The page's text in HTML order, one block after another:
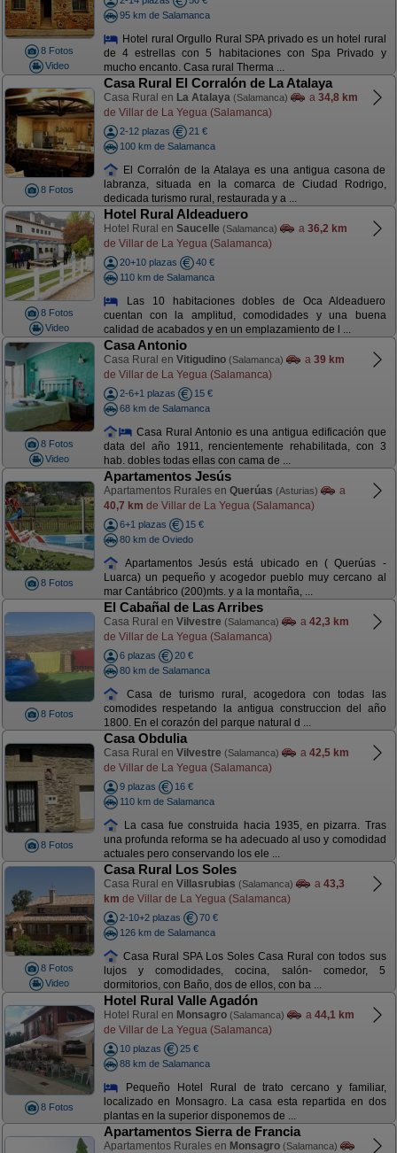
8 Fotos
Video
95 km de Salamanca
Hotel rural Orgullo Rural SPA privado es un hotel rural
de 4 estrellas con 5 habitaciones con Spa Privado y
mucho encanto. Casa rural Therma ...
8 Fotos
Casa Rural El Corralón de La Atalaya
Casa Rural en La Atalaya (Salamanca) a 34,8 km
de Villar de La Yegua (Salamanca)
2-12 plazas
21 €
100 km de Salamanca
El Corralón de la Atalaya es una antigua casona de
labranza, situada en la comarca de Ciudad Rodrigo,
dedicada turismo rural, restaurada y a ...
8 Fotos
Video
Hotel Rural Aldeaduero
Hotel Rural en Saucelle (Salamanca) a 36,2 km
de Villar de La Yegua (Salamanca)
20+10 plazas
40 €
110 km de Salamanca
Las 10 habitaciones dobles de Oca Aldeaduero
cuentan con la amplitud, comodidades y una buena
calidad de acabados y en un emplazamiento de l ...
8 Fotos
Video
Casa Antonio
Casa Rural en Vitigudino (Salamanca) a 39 km
de Villar de La Yegua (Salamanca)
2-6+1 plazas
15 €
68 km de Salamanca
Casa Rural Antonio es una antigua edificación que
data del año 1911, rencientemente rehabilitada, con 3
hab. dobles todas ellas con cama de ...
8 Fotos
Apartamentos Jesús
Apartamentos Rurales en Querúas (Asturias)
a
40,7 km de Villar de La Yegua (Salamanca)
6+1 plazas
15 €
80 km de Oviedo
Apartamentos Jesús está ubicado en ( Querúas -
Luarca) un pequeño y acogedor pueblo muy cercano al
mar Cantábrico (200)mts. y a la montaña, ...
8 Fotos
El Cabañal de Las Arribes
Casa Rural en Vilvestre (Salamanca) a 42,3 km
de Villar de La Yegua (Salamanca)
6 plazas
20 €
80 km de Salamanca
Casa de turismo rural, acogedora con todas las
comodides respetando la antigua construccion del año
1800. En el corazón del parque natural d ...
8 Fotos
Casa Obdulia
Casa Rural en Vilvestre (Salamanca) a 42,5 km
de Villar de La Yegua (Salamanca)
9 plazas
16 €
110 km de Salamanca
La casa fue construida hacia 1935, en pizarra. Tras
una profunda reforma se ha adecuado al uso y comodidad
actuales pero conservando los ele ...
8 Fotos
Video
Casa Rural Los Soles
Casa Rural en Villasrubias (Salamanca) a 43,3
km de Villar de La Yegua (Salamanca)
2-10+2 plazas
70 €
126 km de Salamanca
Casa Rural SPA Los Soles Casa Rural con todos sus
lujos y comodidades, cocina, salón- comedor, 5
dormitorios, con Baño, dos de ellos, con ba ...
8 Fotos
Hotel Rural Valle Agadón
Hotel Rural en Monsagro (Salamanca) a 44,1 km
de Villar de La Yegua (Salamanca)
10 plazas
25 €
88 km de Salamanca
Pequeño Hotel Rural de trato cercano y familiar,
localizado en Monsagro. La casa esta repartida en dos
plantas en la superior disponemos de ...
Apartamentos Sierra de Francia
Apartamentos Rurales en Monsagro (Salamanca)